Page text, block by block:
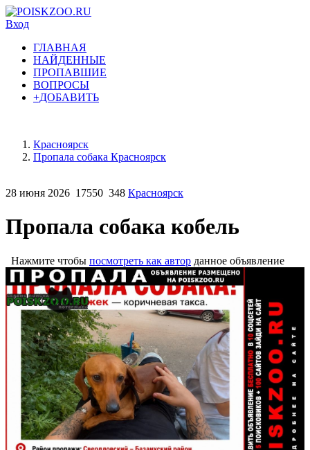
Вход
ГЛАВНАЯ
НАЙДЕННЫЕ
ПРОПАВШИЕ
ВОПРОСЫ
+ДОБАВИТЬ
Красноярск
Пропала собака Красноярск
28 июня 2026 17550 348 Красноярск
Пропала собака кобель
Нажмите чтобы посмотреть как автор данное объявление